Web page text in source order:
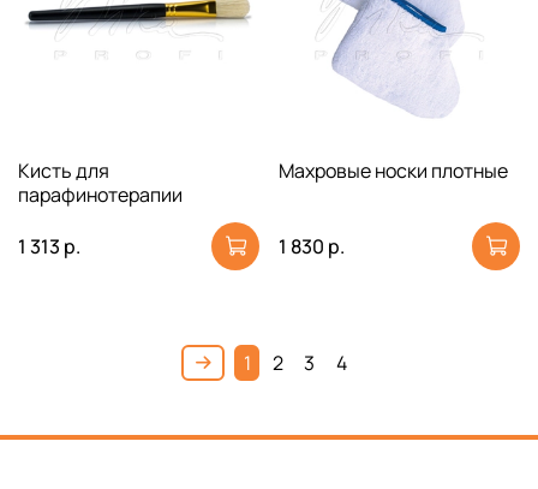
Кисть для
парафинотерапии
1 313 р.
Махровые носки плотные
1 830 р.
1 2 3 4